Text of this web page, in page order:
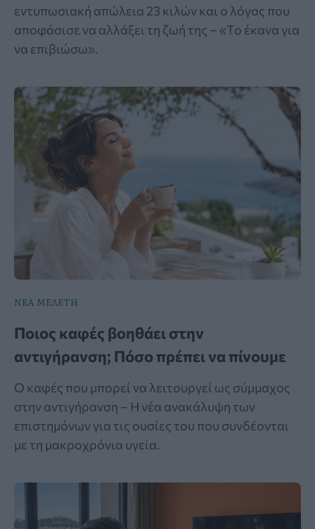
εντυπωσιακή απώλεια 23 κιλών και ο λόγος που
αποφάσισε να αλλάξει τη ζωή της – «Το έκανα για
να επιβιώσω».
ΝΕΑ ΜΕΛΕΤΗ
Ποιος καφές βοηθάει στην
αντιγήρανση; Πόσο πρέπει να πίνουμε
Ο καφές που μπορεί να λειτουργεί ως σύμμαχος
στην αντιγήρανση – Η νέα ανακάλυψη των
επιστημόνων για τις ουσίες του που συνδέονται
με τη μακροχρόνια υγεία.